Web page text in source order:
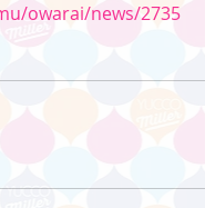
owarai/news/2735